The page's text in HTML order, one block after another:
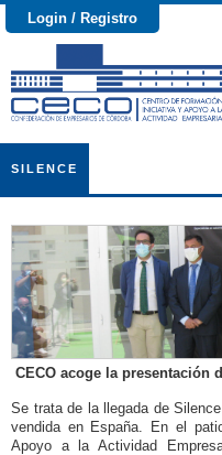
Login / Registro
SILENCE
CECO acoge la presentación
Se trata de la llegada de
vendida en España. En el
Apoyo a la Actividad